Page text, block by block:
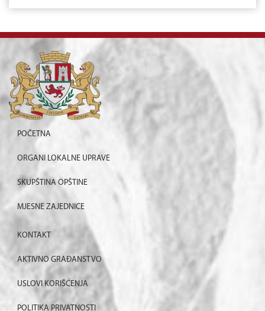
POČETNA
ORGANI LOKALNE UPRAVE
SKUPŠTINA OPŠTINE
MJESNE ZAJEDNICE
KONTAKT
AKTIVNO GRAĐANSTVO
USLOVI KORIŠĆENJA
POLITIKA PRIVATNOSTI